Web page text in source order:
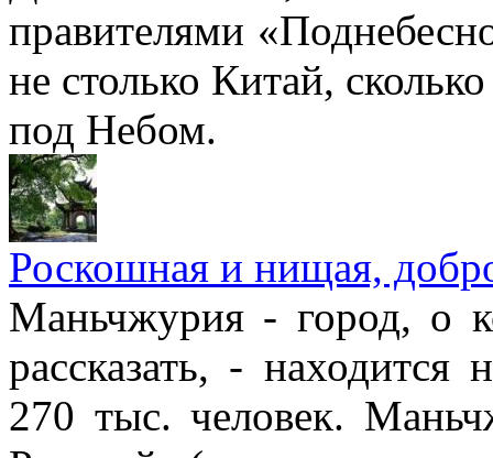
правителями
не столько Китай,
под Небом.
Роскошная и нищая,
Маньчжурия - город, о
рассказать, - находится
270 тыс. человек.